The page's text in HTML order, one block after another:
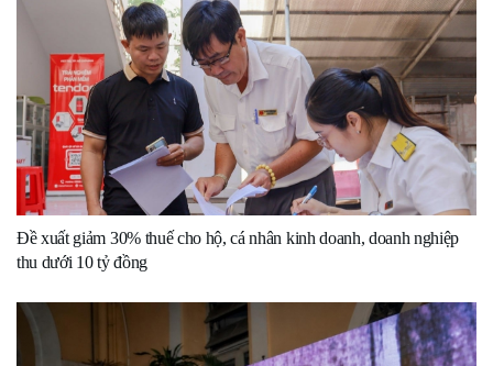
Đề xuất giảm 30% thuế cho hộ, cá nhân kinh doanh, doanh nghiệp
thu dưới 10 tỷ đồng